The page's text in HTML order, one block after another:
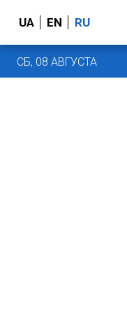
UA EN RU
СБ, 08 АВГУСТА